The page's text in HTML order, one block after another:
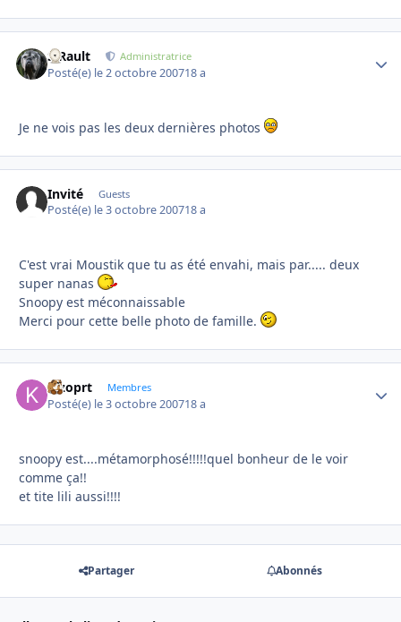
S.Rault Administratrice
Posté(e) le 2 octobre 200718 a
Je ne vois pas les deux dernières photos
Invité Guests
Posté(e) le 3 octobre 200718 a
C'est vrai Moustik que tu as été envahi, mais par..... deux
super nanas
Snoopy est méconnaissable
Merci pour cette belle photo de famille.
kizoprt Membres
Posté(e) le 3 octobre 200718 a
snoopy est....métamorphosé!!!!!quel bonheur de le voir
comme ça!!
et tite lili aussi!!!!
Partager Abonnés